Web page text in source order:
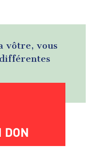
vôtre, vous
DON